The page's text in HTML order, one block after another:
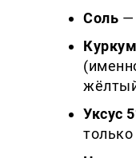
Соль —
Уксус